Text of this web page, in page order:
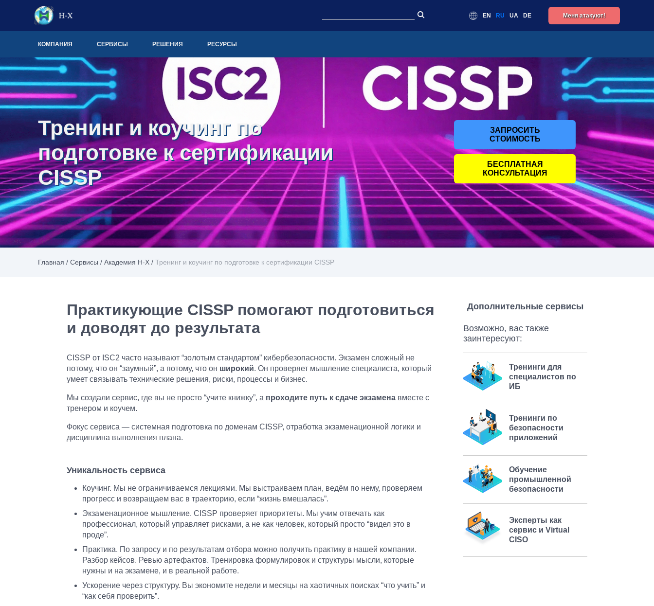
EN RU UA DE Меня атакуют!
КОМПАНИЯ СЕРВИСЫ РЕШЕНИЯ РЕСУРСЫ
Тренинг и коучинг по
подготовке к сертификации
CISSP
ЗАПРОСИТЬ
СТОИМОСТЬ
БЕСПЛАТНАЯ
КОНСУЛЬТАЦИЯ
Главная / Сервисы / Академия H-X / Тренинг и коучинг по подготовке к сертификации CISSP
Практикующие CISSP помогают подготовиться
и доводят до результата
CISSP от ISC2 часто называют “золотым стандартом” кибербезопасности. Экзамен сложный не
потому, что он “заумный”, а потому, что он широкий. Он проверяет мышление специалиста, который
умеет связывать технические решения, риски, процессы и бизнес.
Мы создали сервис, где вы не просто “учите книжку”, а проходите путь к сдаче экзамена вместе с
тренером и коучем.
Фокус сервиса — системная подготовка по доменам CISSP, отработка экзаменационной логики и
дисциплина выполнения плана.
Уникальность сервиса
Коучинг. Мы не ограничиваемся лекциями. Мы выстраиваем план, ведём по нему, проверяем
прогресс и возвращаем вас в траекторию, если “жизнь вмешалась”.
Экзаменационное мышление. CISSP проверяет приоритеты. Мы учим отвечать как
профессионал, который управляет рисками, а не как человек, который просто “видел это в
проде”.
Практика. По запросу и по результатам отбора можно получить практику в нашей компании.
Разбор кейсов. Ревью артефактов. Тренировка формулировок и структуры мысли, которые
нужны и на экзамене, и в реальной работе.
Ускорение через структуру. Вы экономите недели и месяцы на хаотичных поисках “что учить” и
“как себя проверить”.
Дополнительные сервисы
Возможно, вас также
заинтересуют:
Тренинги для
специалистов по
ИБ
Тренинги по
безопасности
приложений
Обучение
промышленной
безопасности
Эксперты как
сервис и Virtual
CISO